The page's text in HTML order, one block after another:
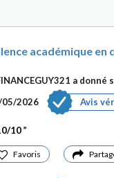
académique en
a donné
05/2026
Avis
10
Favoris